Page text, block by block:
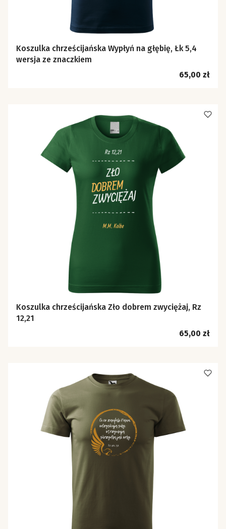
Koszulka chrześcijańska Wypłyń na głębię, Łk 5,4
wersja ze znaczkiem
Cena
65,00 zł
Koszulka chrześcijańska Zło dobrem zwyciężaj, Rz
12,21
Cena
65,00 zł